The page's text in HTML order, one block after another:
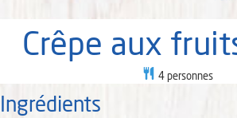
Crêpe aux
4 personnes
Ingrédients